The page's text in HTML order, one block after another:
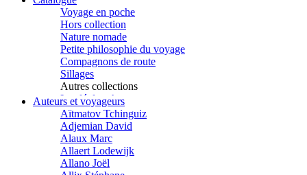
Voyage en poche
Hors collection
Nature nomade
Petite philosophie du voyage
Compagnons de route
Sillages
Autres collections
La clé des champs
Chemins d’étoiles
Visions
Auteurs et voyageurs
Aïtmatov Tchinguiz
Adjemian David
Alaux Marc
Allaert Lodewijk
Allano Joël